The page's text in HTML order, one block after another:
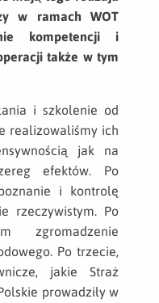
w ramach WOT
kompetencji i
także w tym
i szkolenie od
realizowaliśmy ich
jak na
efektów. Po
i kontrolę
rzeczywistym. Po
zgromadzenie
Po trzecie,
jakie Straż
prowadziły w